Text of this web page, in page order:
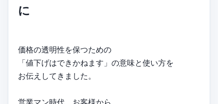
に
価格の透明性を保つための
「値下げはできかねます」の意味と使い方を
お伝えしてきました。
営業マン時代、お客様から